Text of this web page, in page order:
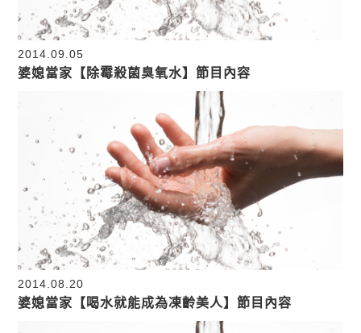
2014.09.05
婆媳當家【除霉殺菌臭氧水】節目內容
2014.08.20
婆媳當家【喝水就能成為凍齡美人】節目內容